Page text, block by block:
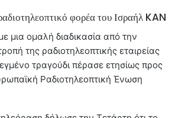
φορέα του Ισραήλ KAN
μια ομαλή διαδικασία από την
της ραδιοτηλεοπτικής εταιρείας
τραγούδι πέρασε ετησίως προς
Ραδιοτηλεοπτική Ένωση